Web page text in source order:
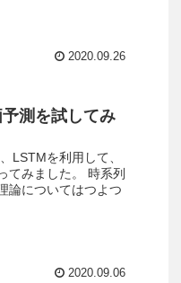
2020.09.26
測を試してみ
LSTMを利用して、
てみました。 時系列
論についてはつよつ
2020.09.06